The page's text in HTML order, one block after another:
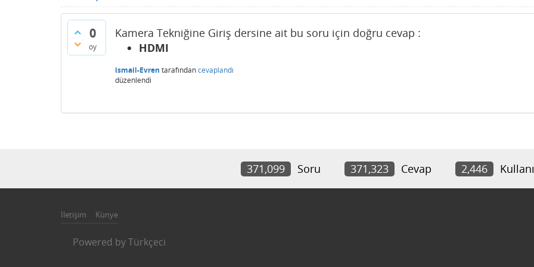
0
oy
Kamera Tekniğine Giriş dersine ait bu soru için doğru cevap :
HDMI
ismail-Evren tarafındancevaplandı
düzenlendi
371,099 Soru 371,323 Cevap 2,446
İletişim Künye
Powered byTürkçeci